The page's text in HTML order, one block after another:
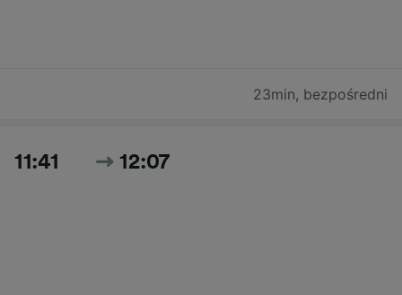
23min, bezpośredni
11:41 12:07